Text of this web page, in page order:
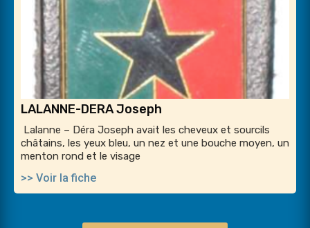
LALANNE-DERA Joseph
Lalanne – Déra Joseph avait les cheveux et sourcils
châtains, les yeux bleu, un nez et une bouche moyen, un
menton rond et le visage
>> Voir la fiche